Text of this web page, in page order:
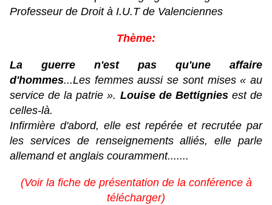
Professeur de Droit à I.U.T de Valenciennes
Thème:
La guerre n'est pas qu'une affaire
d'hommes...Les femmes aussi se sont mises « au
service de la patrie ». Louise de Bettignies est de
celles-là.
Infirmière d'abord, elle est repérée et recrutée par
les services de renseignements alliés, elle parle
allemand et anglais couramment.......
(Voir la fiche de présentation de la conférence à
télécharger)